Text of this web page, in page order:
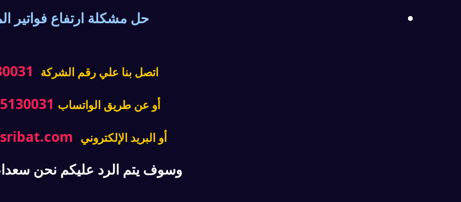
حل مشكلة ارتفاع فواتير
اتصل بنا علي رقم الشركة
أو عن طريق الواتساب
أو البريد الإلكتروني
وسوف يتم الرد عليكم نحن